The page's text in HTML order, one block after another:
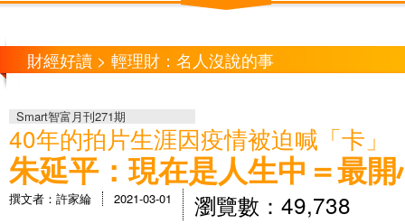
財經好讀 > 輕理財：名人沒說的事
Smart智富月刊271期
40年的拍片生涯因疫情被迫喊「卡」
朱延平：現在是人生中＝最
撰文者：許家綸 2021-03-01 瀏覽數：49,738